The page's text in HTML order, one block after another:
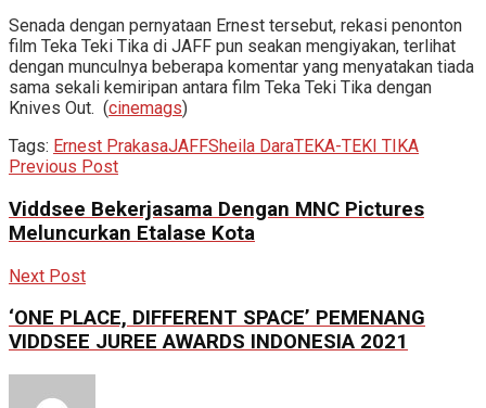
Senada dengan pernyataan Ernest tersebut, rekasi penonton
film Teka Teki Tika di JAFF pun seakan mengiyakan, terlihat
dengan munculnya beberapa komentar yang menyatakan tiada
sama sekali kemiripan antara film Teka Teki Tika dengan
Knives Out. (cinemags)
Tags: Ernest PrakasaJAFFSheila DaraTEKA-TEKI TIKA
Previous Post
Viddsee Bekerjasama Dengan MNC Pictures
Meluncurkan Etalase Kota
Next Post
‘ONE PLACE, DIFFERENT SPACE’ PEMENANG
VIDDSEE JUREE AWARDS INDONESIA 2021